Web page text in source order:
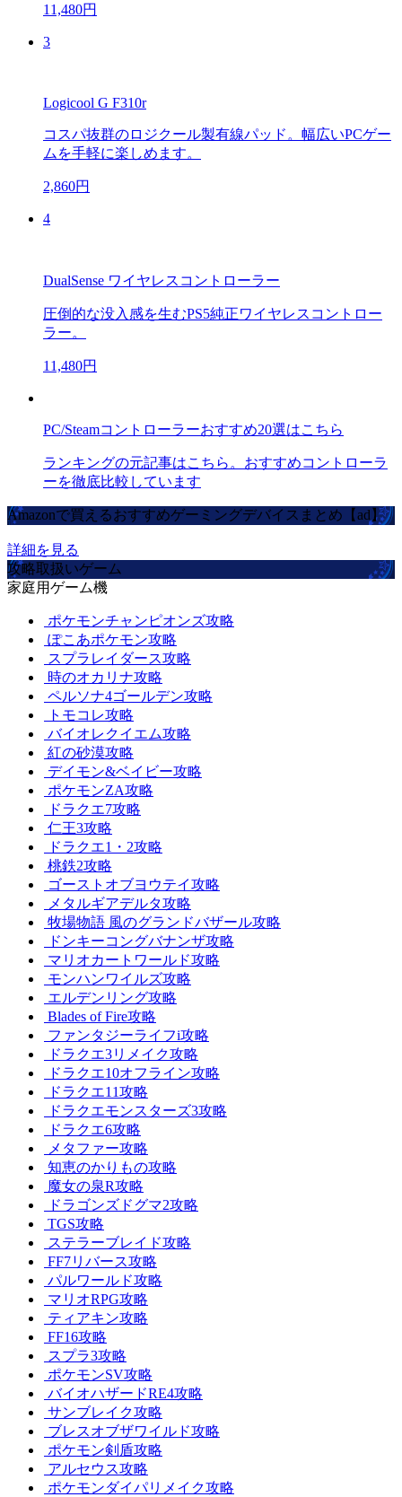
11,480円
3
Logicool G F310r
コスパ抜群のロジクール製有線パッド。幅広いPCゲー
ムを手軽に楽しめます。
2,860円
4
DualSense ワイヤレスコントローラー
圧倒的な没入感を生むPS5純正ワイヤレスコントロー
ラー。
11,480円
PC/Steamコントローラーおすすめ20選はこちら
ランキングの元記事はこちら。おすすめコントローラ
ーを徹底比較しています
Amazonで買えるおすすめゲーミングデバイスまとめ【ad】
詳細を見る
攻略取扱いゲーム
家庭用ゲーム機
ポケモンチャンピオンズ攻略
ぽこあポケモン攻略
スプラレイダース攻略
時のオカリナ攻略
ペルソナ4ゴールデン攻略
トモコレ攻略
バイオレクイエム攻略
紅の砂漠攻略
デイモン&ベイビー攻略
ポケモンZA攻略
ドラクエ7攻略
仁王3攻略
ドラクエ1・2攻略
桃鉄2攻略
ゴーストオブヨウテイ攻略
メタルギアデルタ攻略
牧場物語 風のグランドバザール攻略
ドンキーコングバナンザ攻略
マリオカートワールド攻略
モンハンワイルズ攻略
エルデンリング攻略
Blades of Fire攻略
ファンタジーライフi攻略
ドラクエ3リメイク攻略
ドラクエ10オフライン攻略
ドラクエ11攻略
ドラクエモンスターズ3攻略
ドラクエ6攻略
メタファー攻略
知恵のかりもの攻略
魔女の泉R攻略
ドラゴンズドグマ2攻略
TGS攻略
ステラーブレイド攻略
FF7リバース攻略
パルワールド攻略
マリオRPG攻略
ティアキン攻略
FF16攻略
スプラ3攻略
ポケモンSV攻略
バイオハザードRE4攻略
サンブレイク攻略
ブレスオブザワイルド攻略
ポケモン剣盾攻略
アルセウス攻略
ポケモンダイパリメイク攻略